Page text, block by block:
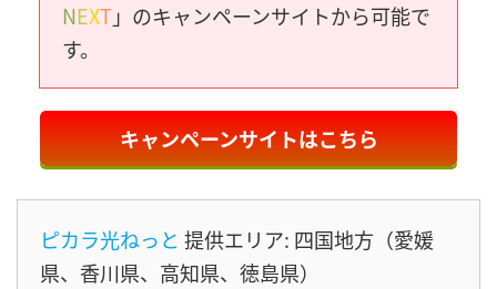
NEXT」のキャンペーンサイトから可能で
す。
キャンペーンサイトはこちら
ピカラ光ねっと 提供エリア: 四国地方（愛媛
県、香川県、高知県、徳島県）